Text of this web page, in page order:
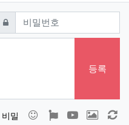
비밀번호필수
등록
비밀 이모티콘폰트어썸
동영상 이미지